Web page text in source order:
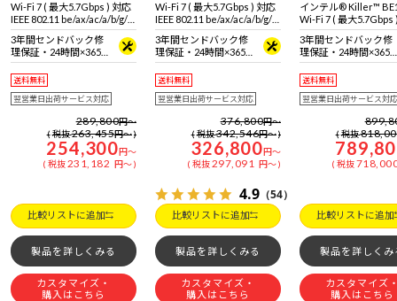
Wi-Fi 7 ( 最大5.7Gbps ) 対応
IEEE 802.11 be/ax/ac/a/b/g/n
準拠 ＋ Bluetooth 5内蔵
3年間センドバック修
理保証・24時間×365
日電話サポート
送料無料
翌営業日出荷サービス対応
289,800円～
税抜263,455円～
254,300円～
税抜231,182 円～
比較リストに追加
製品を詳しくみる
カスタマイズ・
購入はこちら
Wi-Fi 7 ( 最大5.7Gbps ) 対応
IEEE 802.11 be/ax/ac/a/b/g/n
準拠 ＋ Bluetooth 5内蔵
3年間センドバック修
理保証・24時間×365
日電話サポート
送料無料
翌営業日出荷サービス対応
376,800円～
税抜342,546円～
326,800円～
税抜297,091 円～
4.9 （54）
比較リストに追加
製品を詳しくみる
カスタマイズ・
購入はこちら
インテル® Killer™
Wi-Fi 7 ( 最大5.7Gbps
IEEE 802.11 be/ax/ac/
準拠 ＋ Bluetooth 5内
3年間センドバック修
理保証・24時間×365
日電話サポート
送料無料
翌営業日出荷サービス対応
税抜
税抜
比較リストに追加
製品を詳しくみ
カスタマイズ
購入はこちら